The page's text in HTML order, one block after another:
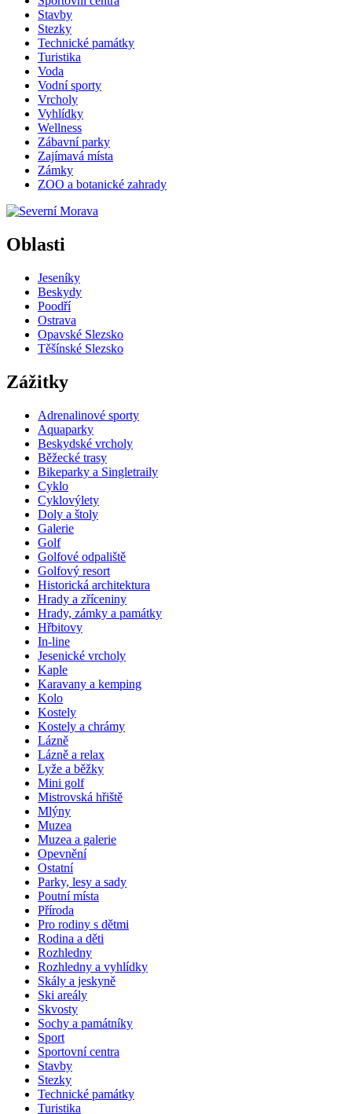
Stavby
Stezky
Technické památky
Turistika
Voda
Vodní sporty
Vrcholy
Vyhlídky
Wellness
Zábavní parky
Zajímavá místa
Zámky
ZOO a botanické zahrady
Oblasti
Jeseníky
Beskydy
Poodří
Ostrava
Opavské Slezsko
Těšínské Slezsko
Zážitky
Adrenalinové sporty
Aquaparky
Beskydské vrcholy
Běžecké trasy
Bikeparky a Singletraily
Cyklo
Cyklovýlety
Doly a štoly
Galerie
Golf
Golfové odpaliště
Golfový resort
Historická architektura
Hrady a zříceniny
Hrady, zámky a památky
Hřbitovy
In-line
Jesenické vrcholy
Kaple
Karavany a kemping
Kolo
Kostely
Kostely a chrámy
Lázně
Lázně a relax
Lyže a běžky
Mini golf
Mistrovská hřiště
Mlýny
Muzea
Muzea a galerie
Opevnění
Ostatní
Parky, lesy a sady
Poutní místa
Příroda
Pro rodiny s dětmi
Rodina a děti
Rozhledny
Rozhledny a vyhlídky
Skály a jeskyně
Ski areály
Skvosty
Sochy a památníky
Sport
Sportovní centra
Stavby
Stezky
Technické památky
Turistika